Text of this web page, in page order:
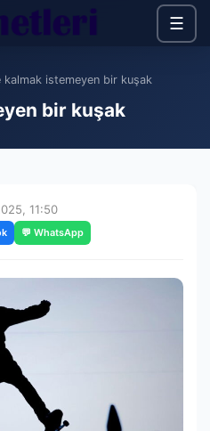
☰
kalmak istemeyen bir kuşak
bir kuşak
11:50
💬 WhatsApp